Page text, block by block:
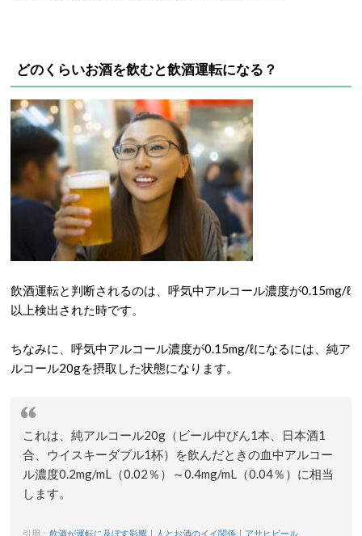
どのくらいお酒を飲むと飲酒運転になる？
飲酒運転と判断されるのは、呼気中アルコール濃度が0.15mg/ℓ
以上検出された時です。
ちなみに、呼気中アルコール濃度が0.15mg/ℓになるには、純ア
ルコール20gを摂取した状態になります。
これは、純アルコール20g（ビール中びん1本、日本酒1
合、ウイスキーダブル1杯）を飲んだときの血中アルコー
ル濃度0.2mg/mL（0.02％）～0.4mg/mL（0.04％）に相当
します。
引用： 飲酒が運転に及ぼす影響｜人とお酒のイイ関係｜アサヒビール